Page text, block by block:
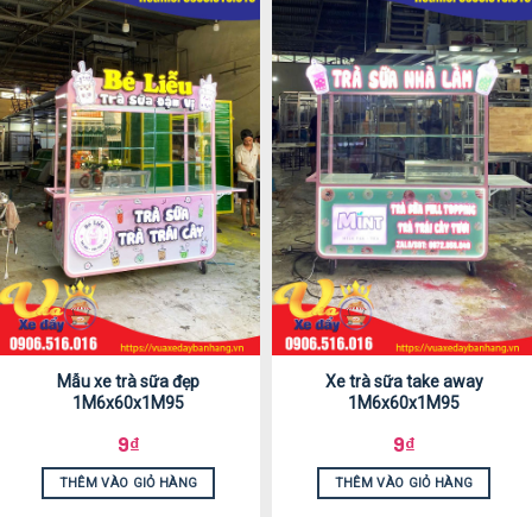
Mẫu xe trà sữa đẹp
1M6x60x1M95
9₫
THÊM VÀO GIỎ HÀNG
Xe trà sữa take away
1M6x60x1M95
9₫
THÊM VÀO GIỎ HÀNG